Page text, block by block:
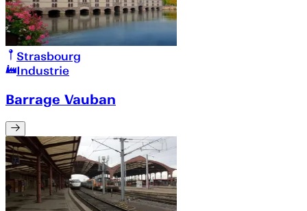
Strasbourg
Industrie
Barrage Vauban